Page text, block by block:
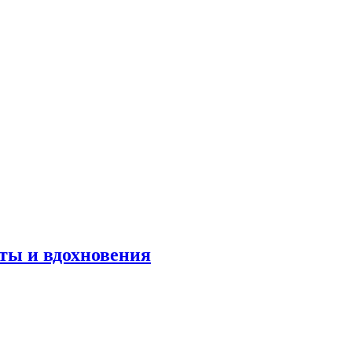
и вдохновения